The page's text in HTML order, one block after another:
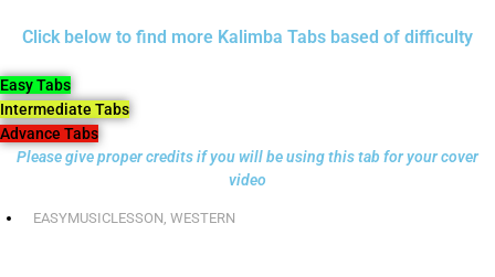
Click below to find more Kalimba Tabs based of difficulty
Easy Tabs
Intermediate Tabs
Advance Tabs
Please give proper credits if you will be using this tab for your cover
video
EASYMUSICLESSON, WESTERN